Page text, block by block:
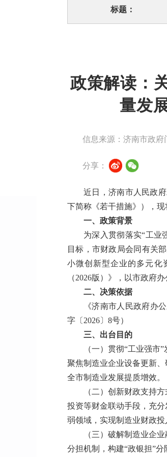
标题：
政策解读：
量发
信息来源：济南市政府
分享：
近日，济南市人民政
下简称《若干措施》），现
一、政策背景
为深入贯彻落实“工业
目标，市财政局会同有关
小微创新型企业的多元化
（2026版）》，以市政府
二、决策依据
《济南市人民政府办
字〔2026〕8号）
三、出台目的
（一）贯彻“工业强市
聚焦制造业企业设备更新
全市制造业发展提质增效。
（二）创新财政支持
投资等财金联动手段，充
弱领域，实现制造业财政投
（三）破解制造业企
分担机制，构建“政银担”